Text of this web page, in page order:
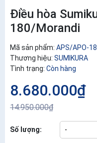
Điều hòa
180/Morandi
Mã sản phẩm: APS/APO-
Thương hiệu: SUMIKURA
Tình trạng: Còn hàng
8.680.000₫
14.950.000₫
Số lượng: -